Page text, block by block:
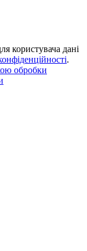
користувача дані
.
обробки